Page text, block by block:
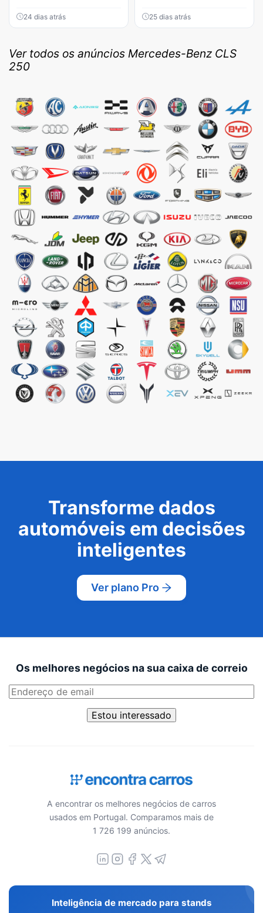
24 dias atrás 25 dias atrás
Ver todos os anúncios Mercedes-Benz CLS
250
Transforme dados
automóveis em decisões
inteligentes
Ver plano Pro
Os melhores negócios na sua caixa de correio
Estou interessado
A encontrar os melhores negócios de carros
usados em Portugal. Comparamos mais de
1 726 199 anúncios.
Inteligência de mercado para stands